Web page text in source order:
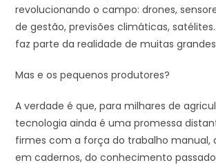
revolucionando o campo: drones,
de gestão, previsões climáticas,
faz parte da realidade de muitas
Mas e os pequenos produtores?
A verdade é que, para milhares de
tecnologia ainda é uma promessa
firmes com a força do trabalho manual,
em cadernos, do conhecimento